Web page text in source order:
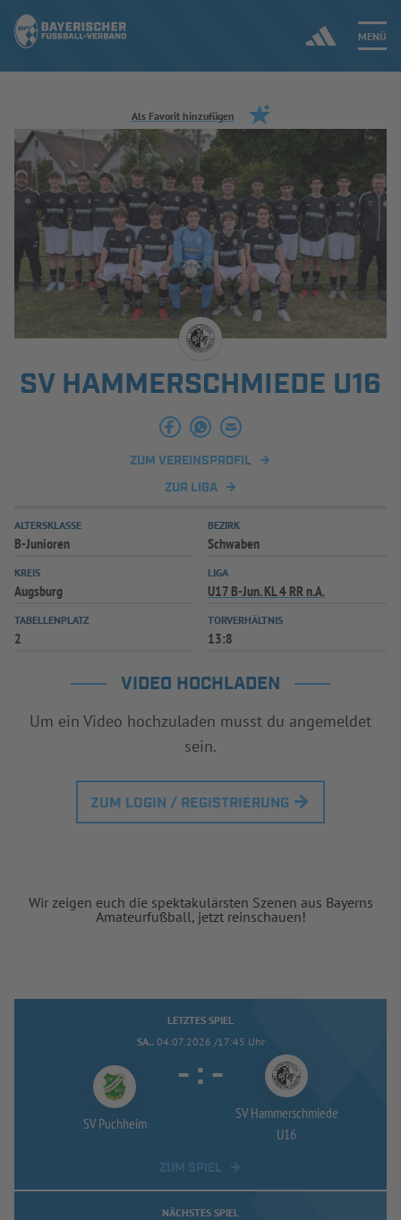
MENÜ
Jetzt einloggen
ERGEBNISSE & WETTBEWERBE
NEUIGKEITEN
SPIELBETRIEB & VERBANDSLEBEN
AUSBILDUNG & FÖRDERUNG
INFOTHEK SPIELPLUS
Als Favorit hinzufügen
SV HAMMERSCHMIEDE U16
ZUM VEREINSPROFIL
ZUR LIGA
ALTERSKLASSE
B-Junioren
BEZIRK
Schwaben
KREIS
Augsburg
LIGA
U17 B-Jun. KL 4 RR n.A.
TABELLENPLATZ
2
TORVERHÄLTNIS
13:8
VIDEO HOCHLADEN
Um ein Video hochzuladen musst du angemeldet
sein.
ZUM LOGIN / REGISTRIERUNG
Wir zeigen euch die spektakulärsten Szenen aus Bayerns
Amateurfußball, jetzt reinschauen!
LETZTES SPIEL
SA.. 04.07.2026 /17:45 Uhr
SV Puchheim
- : -
SV Hammerschmiede
U16
NÄCHSTES SPIEL